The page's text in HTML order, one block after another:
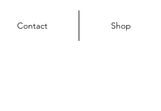
Contact Shop